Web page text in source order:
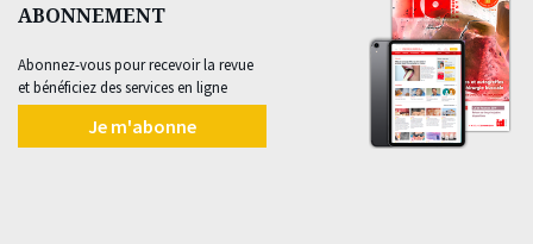
ABONNEMENT
Abonnez-vous pour recevoir la revue
et bénéficiez des services en ligne
Je m'abonne